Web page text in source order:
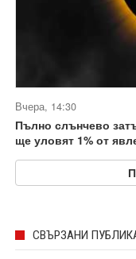
Вчера, 14:30
Пълно слънчево
ще уловят 1% от
СВЪРЗАНИ